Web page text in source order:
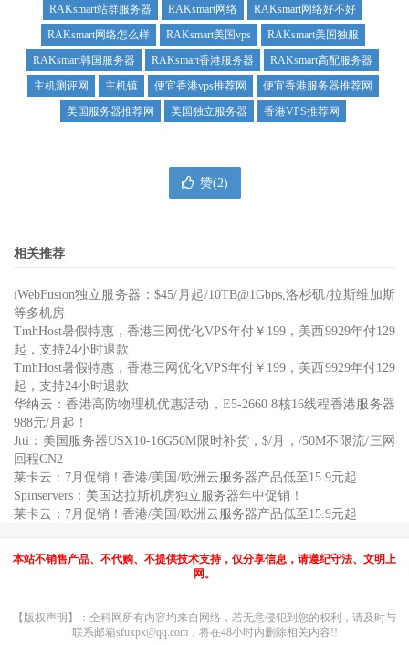
RAKsmart站群服务器
RAKsmart网络
RAKsmart网络好不好
RAKsmart网络怎么样
RAKsmart美国vps
RAKsmart美国独服
RAKsmart韩国服务器
RAKsmart香港服务器
RAKsmart高配服务器
主机测评网
主机镇 便宜香港vps推荐网
便宜香港服务器推荐网
美国服务器推荐网
美国独立服务器 香港VPS推荐网
赞(2)
相关推荐
iWebFusion独立服务器：$45/月起/10TB@1Gbps,洛杉矶/拉斯维加斯
等多机房
TmhHost暑假特惠，香港三网优化VPS年付￥199，美西9929年付129
起，支持24小时退款
TmhHost暑假特惠，香港三网优化VPS年付￥199，美西9929年付129
起，支持24小时退款
华纳云：香港高防物理机优惠活动，E5-2660 8核16线程香港服务器
988元/月起！
Jtti：美国服务器USX10-16G50M限时补货，$/月，/50M不限流/三网
回程CN2
莱卡云：7月促销！香港/美国/欧洲云服务器产品低至15.9元起
Spinservers：美国达拉斯机房独立服务器年中促销！
莱卡云：7月促销！香港/美国/欧洲云服务器产品低至15.9元起
本站不销售产品、不代购、不提供技术支持，仅分享信息，请遵纪守法、文明上
网。
【版权声明】：全科网所有内容均来自网络，若无意侵犯到您的权利，请及时与
联系邮箱sfuxpx@qq.com，将在48小时内删除相关内容!!